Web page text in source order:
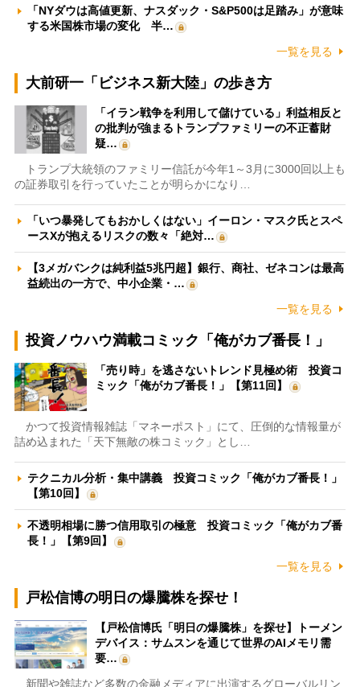
「NYダウは高値更新、ナスダック・S&P500は足踏み」が意味
する米国株市場の変化 半…
一覧を見る
大前研一「ビジネス新大陸」の歩き方
「イラン戦争を利用して儲けている」利益相反と
の批判が強まるトランプファミリーの不正蓄財
疑…
トランプ大統領のファミリー信託が今年1～3月に3000回以上も
の証券取引を行っていたことが明らかになり…
「いつ暴発してもおかしくはない」イーロン・マスク氏とスペ
ースXが抱えるリスクの数々「絶対…
【3メガバンクは純利益5兆円超】銀行、商社、ゼネコンは最高
益続出の一方で、中小企業・…
一覧を見る
投資ノウハウ満載コミック「俺がカブ番長！」
「売り時」を逃さないトレンド見極め術 投資コ
ミック「俺がカブ番長！」【第11回】
かつて投資情報雑誌「マネーポスト」にて、圧倒的な情報量が
詰め込まれた「天下無敵の株コミック」とし…
テクニカル分析・集中講義 投資コミック「俺がカブ番長！」
【第10回】
不透明相場に勝つ信用取引の極意 投資コミック「俺がカブ番
長！」【第9回】
一覧を見る
戸松信博の明日の爆騰株を探せ！
【戸松信博氏「明日の爆騰株」を探せ】トーメン
デバイス：サムスンを通じて世界のAIメモリ需
要…
新聞や雑誌など多数の金融メディアに出演するグローバルリン